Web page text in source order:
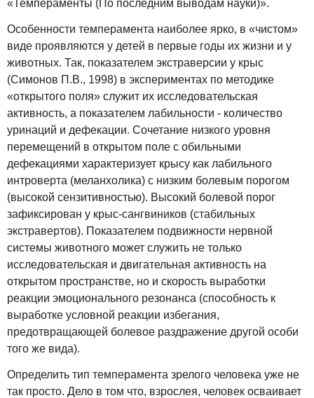
«Темпераменты (По последним выводам науки)».
Особенности темперамента наиболее ярко, в «чистом»
виде проявляются у детей в первые годы их жизни и у
животных. Так, показателем экстраверсии у крыс
(Симонов П.В., 1998) в экспериментах по методике
«открытого поля» служит их исследовательская
активность, а показателем лабильности - количество
уринаций и дефекации. Сочетание низкого уровня
перемещений в открытом поле с обильными
дефекациями характеризует крысу как лабильного
интроверта (меланхолика) с низким болевым порогом
(высокой сензитивностью). Высокий болевой порог
зафиксирован у крыс-сангвиников (стабильных
экстравертов). Показателем подвижности нервной
системы животного может служить не только
исследовательская и двигательная активность на
открытом пространстве, но и скорость выработки
реакции эмоционального резонанса (способность к
выработке условной реакции избегания,
предотвращающей болевое раздражение другой особи
того же вида).
Определить тип темперамента зрелого человека уже не
так просто. Дело в том что, взрослея, человек осваивает